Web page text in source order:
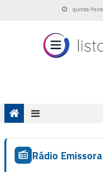
quinta-
Rádio